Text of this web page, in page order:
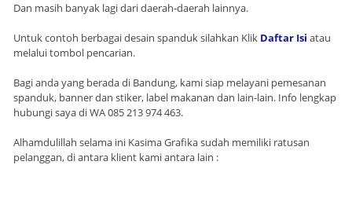
Dan masih banyak lagi dari daerah-daerah lainnya.
Untuk contoh berbagai desain spanduk silahkan Klik Daftar Isi atau
melalui tombol pencarian.
Bagi anda yang berada di Bandung, kami siap melayani pemesanan
spanduk, banner dan stiker, label makanan dan lain-lain. Info lengkap
hubungi saya di WA 085 213 974 463.
Alhamdulillah selama ini Kasima Grafika sudah memiliki ratusan
pelanggan, di antara klient kami antara lain :